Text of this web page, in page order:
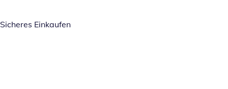
Sicheres Einkaufen